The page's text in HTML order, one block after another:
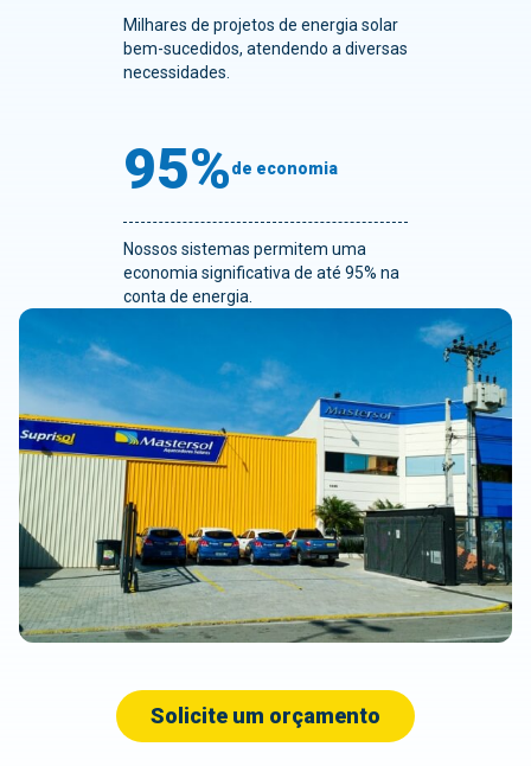
Milhares de projetos de energia solar
bem-sucedidos, atendendo a diversas
necessidades.
95%de economia
Nossos sistemas permitem uma
economia significativa de até 95% na
conta de energia.
Solicite um orçamento